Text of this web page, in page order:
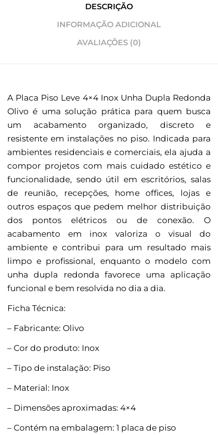
DESCRIÇÃO
INFORMAÇÃO ADICIONAL
AVALIAÇÕES (0)
A Placa Piso Leve 4×4 Inox Unha Dupla Redonda
Olivo é uma solução prática para quem busca
um acabamento organizado, discreto e
resistente em instalações no piso. Indicada para
ambientes residenciais e comerciais, ela ajuda a
compor projetos com mais cuidado estético e
funcionalidade, sendo útil em escritórios, salas
de reunião, recepções, home offices, lojas e
outros espaços que pedem melhor distribuição
dos pontos elétricos ou de conexão. O
acabamento em inox valoriza o visual do
ambiente e contribui para um resultado mais
limpo e profissional, enquanto o modelo com
unha dupla redonda favorece uma aplicação
funcional e bem resolvida no dia a dia.
Ficha Técnica:
– Fabricante: Olivo
– Cor do produto: Inox
– Tipo de instalação: Piso
– Material: Inox
– Dimensões aproximadas: 4×4
– Contém na embalagem: 1 placa de piso